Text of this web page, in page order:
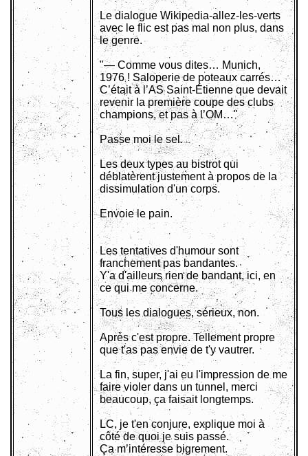
Le dialogue Wikipedia-allez-les-verts
avec le flic est pas mal non plus, dans
le genre.
"— Comme vous dites… Munich,
1976 ! Saloperie de poteaux carrés…
C’était à l’AS Saint-Étienne que devait
revenir la première coupe des clubs
champions, et pas à l’OM…"
Passe moi le sel.
Les deux types au bistrot qui
déblatèrent justement à propos de la
dissimulation d'un corps.
Envoie le pain.
Les tentatives d'humour sont
franchement pas bandantes.
Y'a d'ailleurs rien de bandant, ici, en
ce qui me concerne.
Tous les dialogues, sérieux, non.
Après c'est propre. Tellement propre
que t'as pas envie de t'y vautrer.
La fin, super, j'ai eu l'impression de me
faire violer dans un tunnel, merci
beaucoup, ça faisait longtemps.
LC, je t'en conjure, explique moi à
côté de quoi je suis passé.
Ça m’intéresse bigrement.